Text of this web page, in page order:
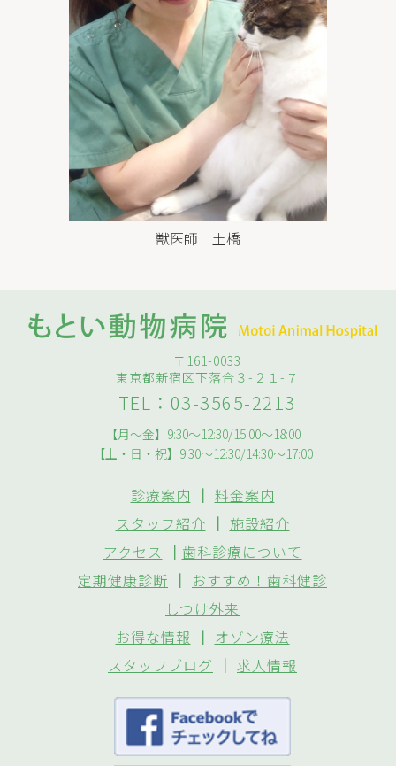
獣医師 土橋
〒161-0033
東京都新宿区下落合３-２１-７
TEL：03-3565-2213
【月～金】9:30～12:30/15:00～18:00
【土・日・祝】9:30～12:30/14:30～17:00
診療案内 ｜ 料金案内
スタッフ紹介 ｜ 施設紹介
アクセス
｜ 歯科診療について
定期健康診断 ｜ おすすめ！歯科健診
しつけ外来
お得な情報 ｜ オゾン療法
スタッフブログ ｜ 求人情報